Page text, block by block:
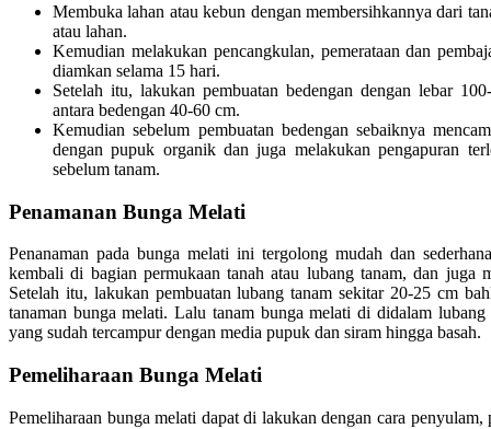
Membuka lahan atau kebun dengan membersihkannya dari
atau lahan.
Kemudian melakukan pencangkulan, pemerataan dan
diamkan selama 15 hari.
Setelah itu, lakukan pembuatan bedengan dengan lebar
antara bedengan 40-60 cm.
Kemudian sebelum pembuatan bedengan sebaiknya
dengan pupuk organik dan juga melakukan pengapuran
sebelum tanam.
Penamanan Bunga Melati
Penanaman pada bunga melati ini tergolong mudah dan
kembali di bagian permukaan tanah atau lubang tanam, dan juga
Setelah itu, lakukan pembuatan lubang tanam sekitar 20-25 cm
tanaman bunga melati. Lalu tanam bunga melati di didalam
yang sudah tercampur dengan media pupuk dan siram hingga basah.
Pemeliharaan Bunga Melati
Pemeliharaan bunga melati dapat di lakukan dengan cara